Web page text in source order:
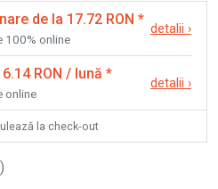
de la 17.72 RON *
100% online
detalii ›
RON / lună *
online
detalii ›
la check-out
)